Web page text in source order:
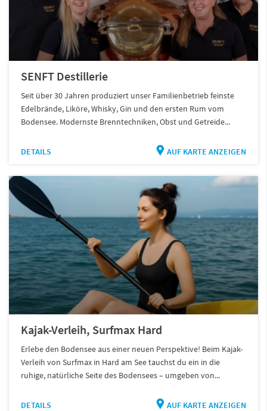
SENFT Destillerie
Seit über 30 Jahren produziert unser Familienbetrieb feinste
Edelbrände, Liköre, Whisky, Gin und den ersten Rum vom
Bodensee. Modernste Brenntechniken, Obst und Getreide...
DETAILS AUF KARTE ANZEIGEN
Kajak-Verleih, Surfmax Hard
Erlebe den Bodensee aus einer neuen Perspektive! Beim Kajak-
Verleih von Surfmax in Hard am See tauchst du ein in die
ruhige, natürliche Seite des Bodensees – umgeben von...
DETAILS AUF KARTE ANZEIGEN